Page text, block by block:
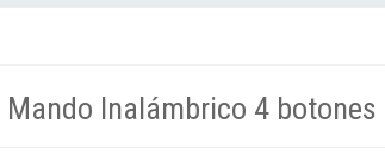
Inalámbrico 4 botones